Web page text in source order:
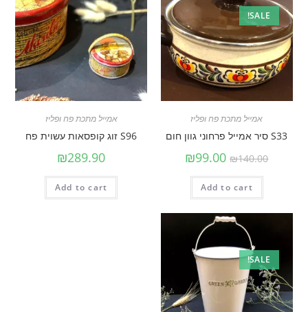
SALE!
אמייל מתכת פח ופליז
S33 סיר אמייל פרחוני גוון חום
₪140.00
₪99.00
Add to cart
אמייל מתכת פח ופליז
S96 זוג קופסאות עשוית פח
₪289.90
Add to cart
SALE!